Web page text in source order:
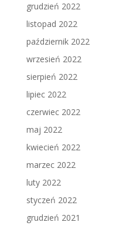
grudzień 2022
listopad 2022
październik 2022
wrzesień 2022
sierpień 2022
lipiec 2022
czerwiec 2022
maj 2022
kwiecień 2022
marzec 2022
luty 2022
styczeń 2022
grudzień 2021